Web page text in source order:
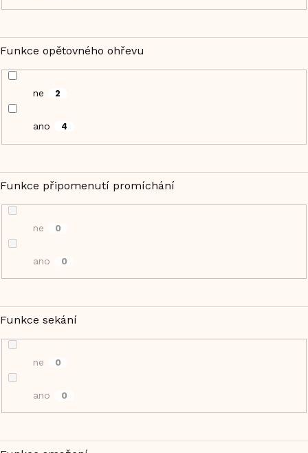
Funkce opětovného ohřevu
ne 2
ano 4
Funkce připomenutí promíchání
ne 0
ano 0
Funkce sekání
ne 0
ano 0